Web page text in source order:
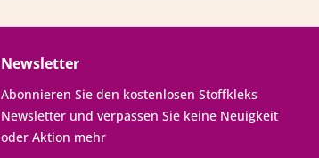
Newsletter
Abonnieren Sie den kostenlosen Stoffkleks
Newsletter und verpassen Sie keine Neuigkeit
oder Aktion mehr